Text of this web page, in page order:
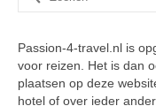
naar:
Passion-4-travel.nl is
voor reizen. Het is dan
plaatsen op deze
hotel of over ieder